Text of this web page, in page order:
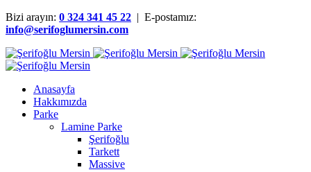
Bizi arayın: 0 324 341 45 22 | E-postamız:
info@serifoglumersin.com
Anasayfa
Hakkımızda
Parke
Lamine Parke
Şerifoğlu
Tarkett
Massive